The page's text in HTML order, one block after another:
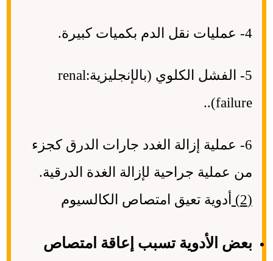
4- عمليات نقل الدم بكميات كبيرة.
5- الفشل الكلوي (بالإنجليزية:renal
failure)..
6- عملية إزالة الغدد جارات الدرق كجزء
من عملية جراحية لإزالة الغدة الدرقية.
(2)
أدوية تعيق امتصاص الكالسيوم
بعض الأدوية تسبب إعاقة امتصاص